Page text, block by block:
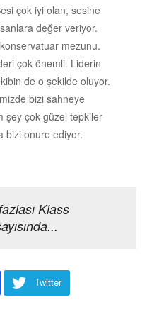
çok iyi olan, sesine
değer veriyor.
mezunu.
çok önemli. Liderin
de o şekilde oluyor.
bizi sahneye
şey çok güzel tepkiler
bizi onure ediyor.
Klass
Twitter